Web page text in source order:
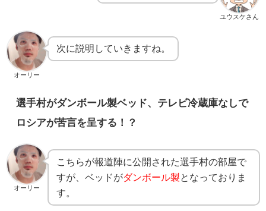
ユウスケさん
オーリー
次に説明していきますね。
選手村がダンボール製ベッド、テレビ冷蔵庫なしで
ロシアが苦言を呈する！？
オーリー
こちらが報道陣に公開された選手村の部屋で
すが、ベッドがダンボール製 となっておりま
す。